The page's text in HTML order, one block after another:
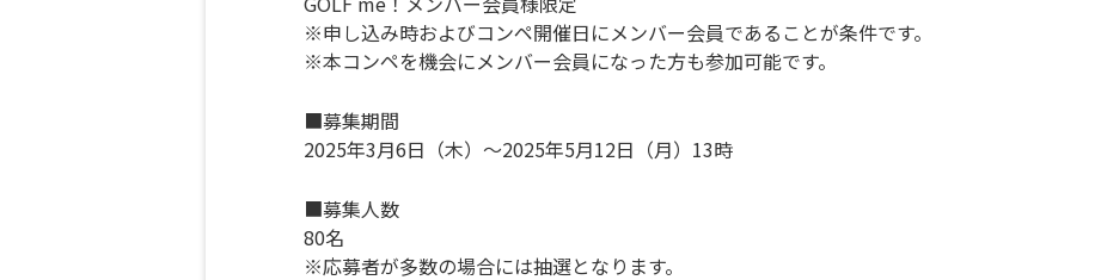
※申し込み時およびコンペ開催日にメンバー会員であることが条件です。
※本コンペを機会にメンバー会員になった方も参加可能です。
■募集期間
2025年3月6日（木）～2025年5月12日（月）13時
■募集人数
80名
※応募者が多数の場合には抽選となります。